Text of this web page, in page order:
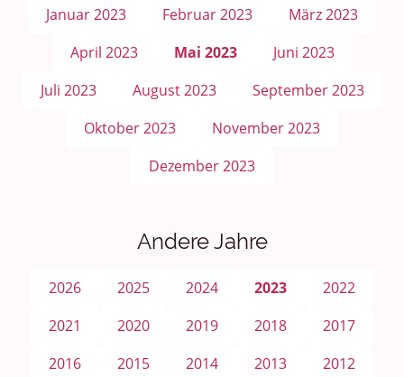
Januar 2023 Februar 2023
März 2023
April 2023
Mai 2023
Juni 2023
Juli 2023
August 2023
September 2023
Oktober 2023
November 2023
Dezember 2023
Andere Jahre
2026 2025 2024 2023
2022
2021
2020 2019 2018
2017
2016
2015 2014 2013
2012